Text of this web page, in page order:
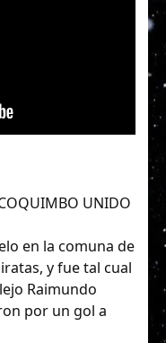
UNIDO
en la comuna de
y fue tal cual
Raimundo
por un gol a